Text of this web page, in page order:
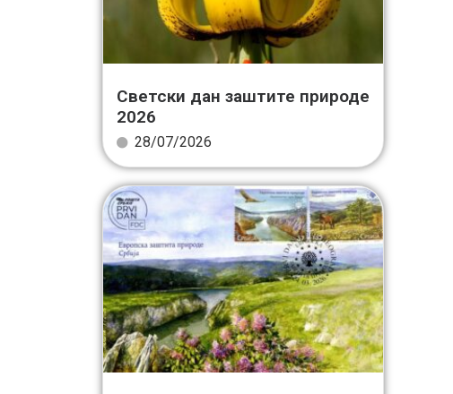
Светски дан заштите природе
2026
28/07/2026